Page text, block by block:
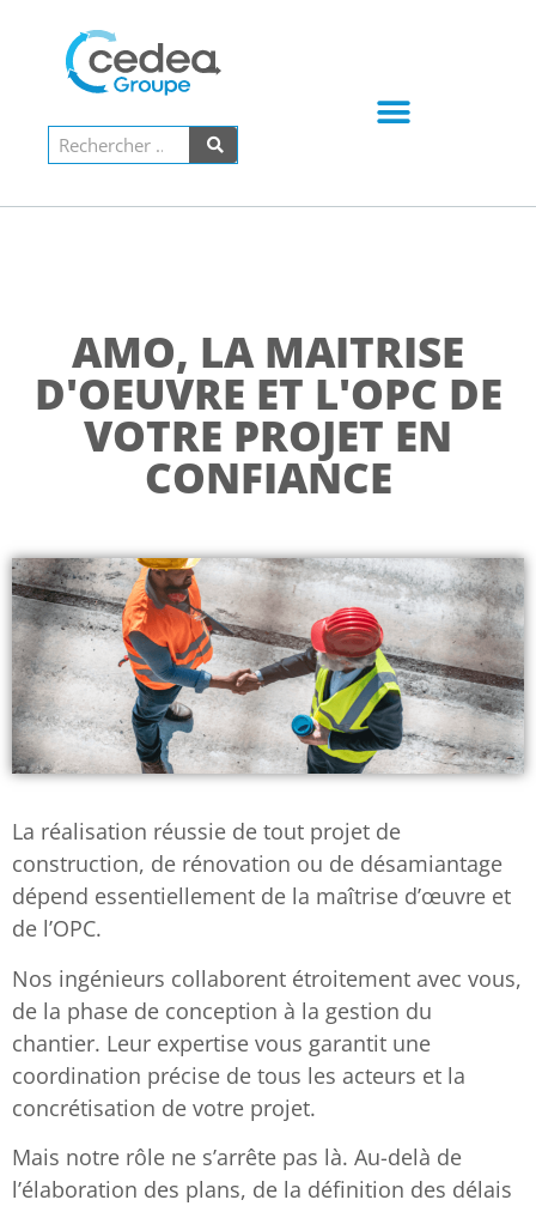
AMO, LA MAITRISE
D'OEUVRE ET L'OPC DE
VOTRE PROJET EN
CONFIANCE
La réalisation réussie de tout projet de
construction, de rénovation ou de désamiantage
dépend essentiellement de la maîtrise d’œuvre et
de l’OPC.
Nos ingénieurs collaborent étroitement avec vous,
de la phase de conception à la gestion du
chantier. Leur expertise vous garantit une
coordination précise de tous les acteurs et la
concrétisation de votre projet.
Mais notre rôle ne s’arrête pas là. Au-delà de
l’élaboration des plans, de la définition des délais